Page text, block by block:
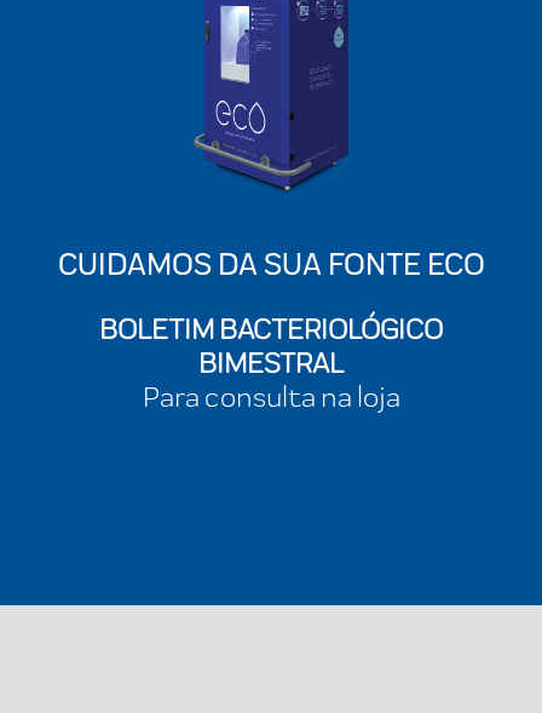
CUIDAMOS DA SUA FONTE ECO
BOLETIM BACTERIOLÓGICO
BIMESTRAL
Para consulta na loja